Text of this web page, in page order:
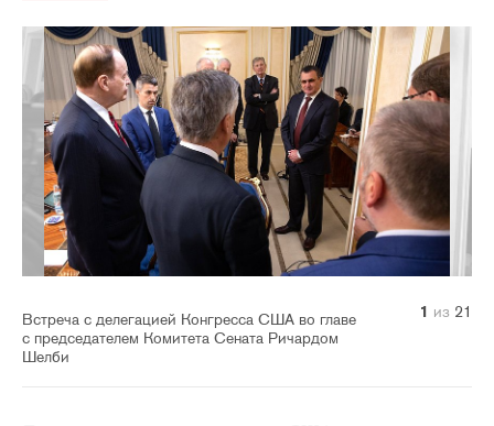
Встреча с делегацией Конгресса США во главе
с председателем Комитета Сената Ричардом
Шелби
1 из 21
2 из 21
3 из 21
4 из 21
5 из 21
6 из 21
7 из 21
8 из 21
9 из 21
10 из 21
11 из 21
12 из 21
13 из 21
14 из 21
15 из 21
16 из 21
17 из 21
18 из 21
19 из 21
20 из 21
21 из 21